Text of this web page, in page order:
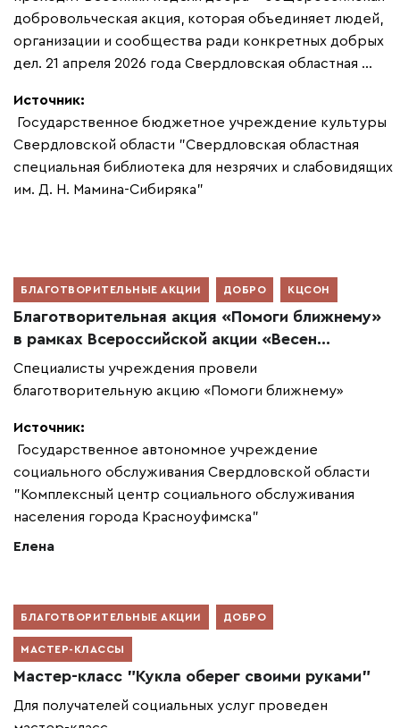
добровольческая акция, которая объединяет людей,
организации и сообщества ради конкретных добрых
дел. 21 апреля 2026 года Свердловская областная ...
Источник:
Государственное бюджетное учреждение культуры
Свердловской области "Свердловская областная
специальная библиотека для незрячих и слабовидящих
им. Д. Н. Мамина-Сибиряка"
БЛАГОТВОРИТЕЛЬНЫЕ АКЦИИ ДОБРО КЦСОН
Благотворительная акция «Помоги ближнему»
в рамках Всероссийской акции «Весен...
Специалисты учреждения провели
благотворительную акцию «Помоги ближнему»
Источник:
Государственное автономное учреждение
социального обслуживания Свердловской области
"Комплексный центр социального обслуживания
населения города Красноуфимска"
Елена
БЛАГОТВОРИТЕЛЬНЫЕ АКЦИИ ДОБРО
МАСТЕР-КЛАССЫ
Мастер-класс "Кукла оберег своими руками"
Для получателей социальных услуг проведен